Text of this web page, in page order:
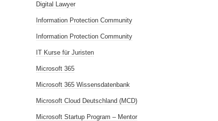
Digital Lawyer
Information Protection Community
Information Protection Community
IT Kurse für Juristen
Microsoft 365
Microsoft 365 Wissensdatenbank
Microsoft Cloud Deutschland (MCD)
Microsoft Startup Program – Mentor